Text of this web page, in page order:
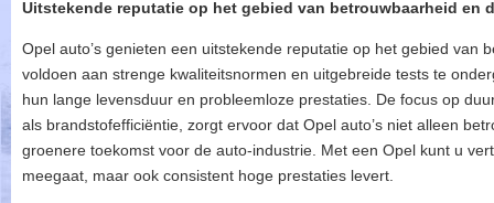
Uitstekende reputatie op het gebied van betrouwbaarheid en
Opel auto’s genieten een uitstekende reputatie op het gebied van
voldoen aan strenge kwaliteitsnormen en uitgebreide tests te
hun lange levensduur en probleemloze prestaties. De focus op
als brandstofefficiëntie, zorgt ervoor dat Opel auto’s niet alleen
groenere toekomst voor de auto-industrie. Met een Opel kunt u
meegaat, maar ook consistent hoge prestaties levert.